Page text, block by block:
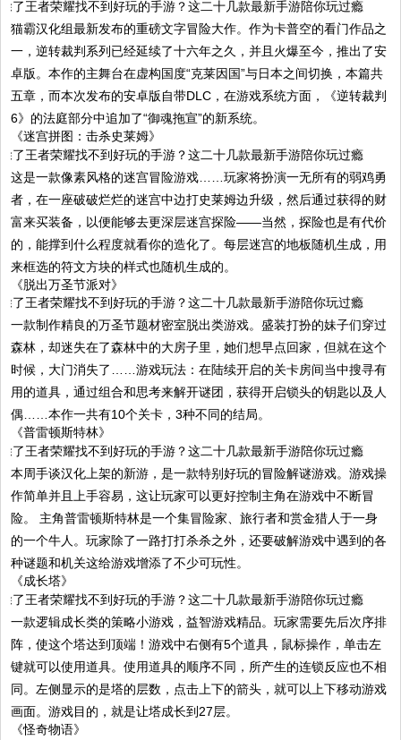
猫霸汉化组最新发布的重磅文字冒险大作。作为卡普空的看门作品之
一，逆转裁判系列已经延续了十六年之久，并且火爆至今，推出了安
卓版。本作的主舞台在虚构国度“克莱因国”与日本之间切换，本篇共
五章，而本次发布的安卓版自带DLC，在游戏系统方面，《逆转裁判
6》的法庭部分中追加了“御魂拖宣”的新系统。
《迷宫拼图：击杀史莱姆》
这是一款像素风格的迷宫冒险游戏……玩家将扮演一无所有的弱鸡勇
者，在一座破破烂烂的迷宫中边打史莱姆边升级，然后通过获得的财
富来买装备，以便能够去更深层迷宫探险——当然，探险也是有代价
的，能撑到什么程度就看你的造化了。每层迷宫的地板随机生成，用
来框选的符文方块的样式也随机生成的。
《脱出万圣节派对》
一款制作精良的万圣节题材密室脱出类游戏。盛装打扮的妹子们穿过
森林，却迷失在了森林中的大房子里，她们想早点回家，但就在这个
时候，大门消失了……游戏玩法：在陆续开启的关卡房间当中搜寻有
用的道具，通过组合和思考来解开谜团，获得开启锁头的钥匙以及人
偶……本作一共有10个关卡，3种不同的结局。
《普雷顿斯特林》
本周手谈汉化上架的新游，是一款特别好玩的冒险解谜游戏。游戏操
作简单并且上手容易，这让玩家可以更好控制主角在游戏中不断冒
险。 主角普雷顿斯特林是一个集冒险家、旅行者和赏金猎人于一身
的一个牛人。玩家除了一路打打杀杀之外，还要破解游戏中遇到的各
种谜题和机关这给游戏增添了不少可玩性。
《成长塔》
一款逻辑成长类的策略小游戏，益智游戏精品。玩家需要先后次序排
阵，使这个塔达到顶端！游戏中右侧有5个道具，鼠标操作，单击左
键就可以使用道具。使用道具的顺序不同，所产生的连锁反应也不相
同。左侧显示的是塔的层数，点击上下的箭头，就可以上下移动游戏
画面。游戏目的，就是让塔成长到27层。
《怪奇物语》